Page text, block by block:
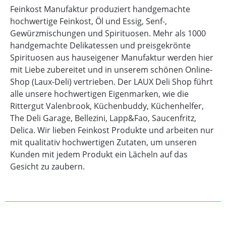
Feinkost Manufaktur produziert handgemachte
hochwertige Feinkost, Öl und Essig, Senf-,
Gewürzmischungen und Spirituosen. Mehr als 1000
handgemachte Delikatessen und preisgekrönte
Spirituosen aus hauseigener Manufaktur werden hier
mit Liebe zubereitet und in unserem schönen Online-
Shop (Laux-Deli) vertrieben. Der LAUX Deli Shop führt
alle unsere hochwertigen Eigenmarken, wie die
Rittergut Valenbrook, Küchenbuddy, Küchenhelfer,
The Deli Garage, Bellezini, Lapp&Fao, Saucenfritz,
Delica. Wir lieben Feinkost Produkte und arbeiten nur
mit qualitativ hochwertigen Zutaten, um unseren
Kunden mit jedem Produkt ein Lächeln auf das
Gesicht zu zaubern.